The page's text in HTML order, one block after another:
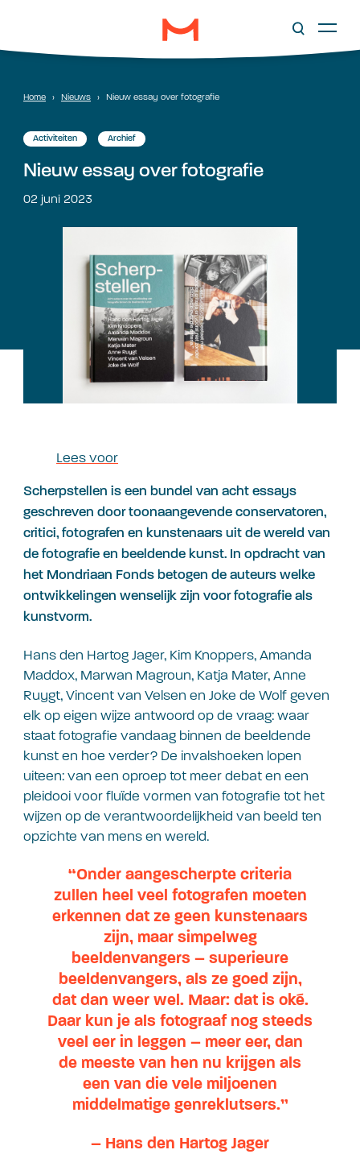
Home › Nieuws › Nieuw essay over fotografie
Activiteiten Archief
Nieuw essay over fotografie
02 juni 2023
Lees voor
Scherpstellen is een bundel van acht essays
geschreven door toonaangevende conservatoren,
critici, fotografen en kunstenaars uit de wereld van
de fotografie en beeldende kunst. In opdracht van
het Mondriaan Fonds betogen de auteurs welke
ontwikkelingen wenselijk zijn voor fotografie als
kunstvorm.
Hans den Hartog Jager, Kim Knoppers, Amanda
Maddox, Marwan Magroun, Katja Mater, Anne
Ruygt, Vincent van Velsen en Joke de Wolf geven
elk op eigen wijze antwoord op de vraag: waar
staat fotografie vandaag binnen de beeldende
kunst en hoe verder? De invalshoeken lopen
uiteen: van een oproep tot meer debat en een
pleidooi voor fluïde vormen van fotografie tot het
wijzen op de verantwoordelijkheid van beeld ten
opzichte van mens en wereld.
“Onder aangescherpte criteria
zullen heel veel fotografen moeten
erkennen dat ze geen kunstenaars
zijn, maar simpelweg
beeldenvangers – superieure
beeldenvangers, als ze goed zijn,
dat dan weer wel. Maar: dat is oké.
Daar kun je als fotograaf nog steeds
veel eer in leggen – meer eer, dan
de meeste van hen nu krijgen als
een van die vele miljoenen
middelmatige genreklutsers.”
– Hans den Hartog Jager